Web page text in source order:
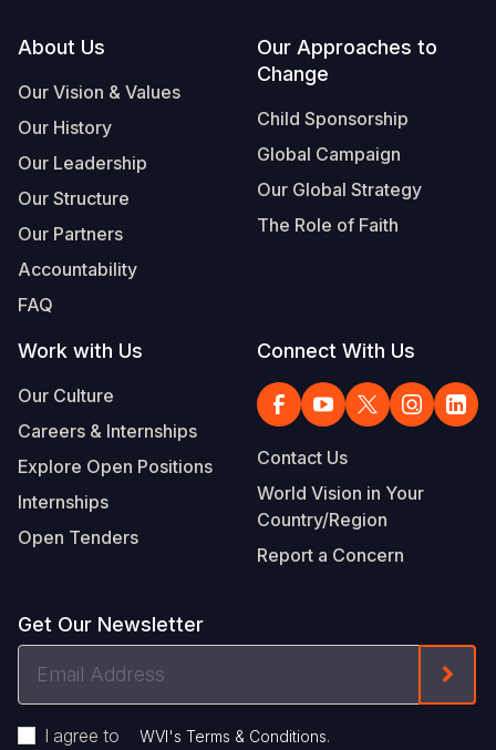
Footer
About Us
Our Vision & Values
Our History
Our Leadership
Our Structure
Our Partners
Accountability
FAQ
Our Approaches to
Change
Child Sponsorship
Global Campaign
Our Global Strategy
The Role of Faith
Work with Us
Our Culture
Careers & Internships
Explore Open Positions
Internships
Open Tenders
Connect With Us
Contact Us
World Vision in Your
Country/Region
Report a Concern
Get Our Newsletter
I agree to WVI's Terms & Conditions.